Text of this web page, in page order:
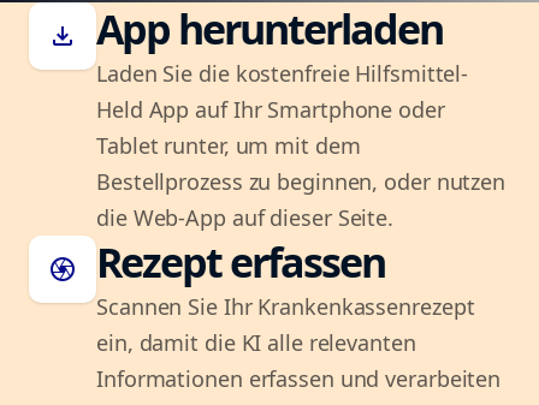
download App herunterladen
Laden Sie die kostenfreie Hilfsmittel-
Held App auf Ihr Smartphone oder
Tablet runter, um mit dem
Bestellprozess zu beginnen, oder nutzen
die Web-App auf dieser Seite.
camera Rezept erfassen
Scannen Sie Ihr Krankenkassenrezept
ein, damit die KI alle relevanten
Informationen erfassen und verarbeiten